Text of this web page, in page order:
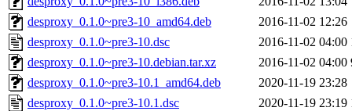
desproxy_0.1.0~pre3-10_amd64.deb
2016-11-02 12:26
desproxy_0.1.0~pre3-10.dsc
2016-11-02 04:00
desproxy_0.1.0~pre3-10.debian.tar.xz
2016-11-02 04:00
desproxy_0.1.0~pre3-10.1_amd64.deb
2020-11-19 23:28
desproxy_0.1.0~pre3-10.1.dsc
2020-11-19 23:19